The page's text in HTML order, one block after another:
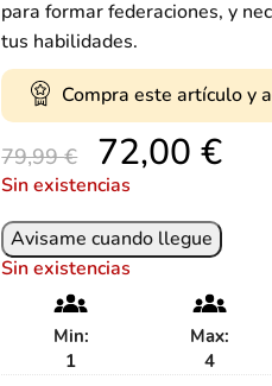
para formar federaciones, y
tus habilidades.
Compra este artículo y
79,99€ 72,00€
Sin existencias
Sin existencias
Min:
1
Max:
4